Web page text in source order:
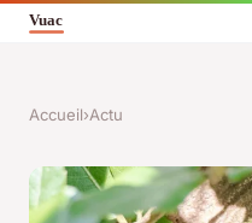
Accueil›Actu